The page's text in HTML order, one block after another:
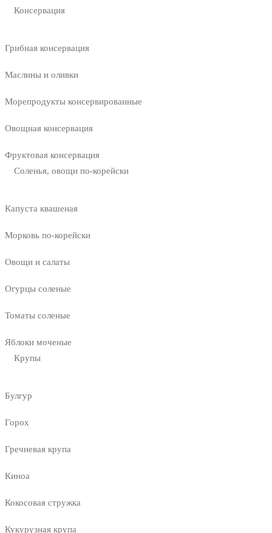
Консервация
Грибная консервация
Маслины и оливки
Морепродукты консервированные
Овощная консервация
Фруктовая консервация
Соленья, овощи по-корейски
Капуста квашеная
Морковь по-корейски
Овощи и салаты
Огурцы соленые
Томаты соленые
Яблоки моченые
Крупы
Булгур
Горох
Гречневая крупа
Киноа
Кокосовая стружка
Кукурузная крупа